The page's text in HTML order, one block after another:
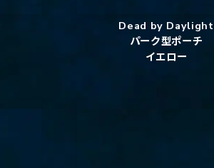
Dead by Daylight
パーク型ポーチ
イエロー